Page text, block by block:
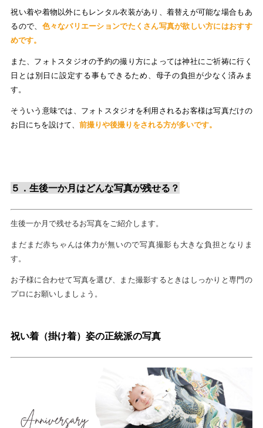
祝い着や着物以外にもレンタル衣装があり、着替えが可能な場合もあ
るので、 色々なバリエーションでたくさん写真が欲しい方にはおすす
めです。
また、フォトスタジオの予約の撮り方によっては神社にご祈祷に行く
日とは別日に設定する事もできるため、母子の負担が少なく済みま
す。
そういう意味では、フォトスタジオを利用されるお客様は写真だけの
お日にちを設けて、前撮りや後撮りをされる方が多いです。
５．生後一か月はどんな写真が残せる？
生後一か月で残せるお写真をご紹介します。
まだまだ赤ちゃんは体力が無いので写真撮影も大きな負担となりま
す。
お子様に合わせて写真を選び、また撮影するときはしっかりと専門の
プロにお願いしましょう。
祝い着（掛け着）姿の正統派の写真